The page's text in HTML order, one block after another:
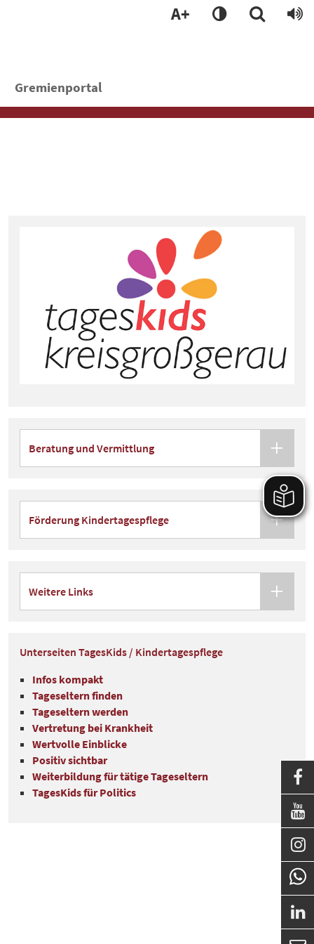
A+
Gremienportal
Beratung und Vermittlung
Förderung Kindertagespflege
Weitere Links
Unterseiten TagesKids / Kindertagespflege
Infos kompakt
Tageseltern finden
Tageseltern werden
Vertretung bei Krankheit
Wertvolle Einblicke
Positiv sichtbar
Weiterbildung für tätige Tageseltern
TagesKids für Politics



